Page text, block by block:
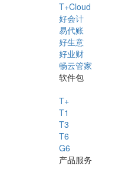
T+Cloud
好会计
易代账
好生意
好业财
畅云管家
软件包
T+
T1
T3
T6
G6
产品服务